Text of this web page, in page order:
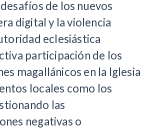
de los nuevos
digital y la violencia
eclesiástica
participación de los
magallánicos en la Iglesia
locales como los
las
negativas o